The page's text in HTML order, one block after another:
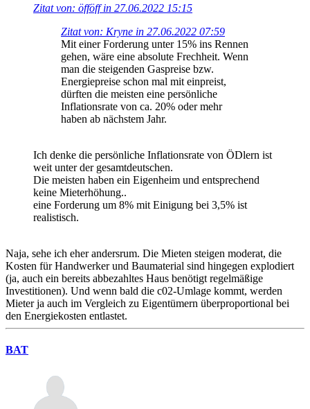
Zitat von: öfföff in 27.06.2022 15:15
Zitat von: Kryne in 27.06.2022 07:59
Mit einer Forderung unter 15% ins Rennen
gehen, wäre eine absolute Frechheit. Wenn
man die steigenden Gaspreise bzw.
Energiepreise schon mal mit einpreist,
dürften die meisten eine persönliche
Inflationsrate von ca. 20% oder mehr
haben ab nächstem Jahr.
Ich denke die persönliche Inflationsrate von ÖDlern ist
weit unter der gesamtdeutschen.
Die meisten haben ein Eigenheim und entsprechend
keine Mieterhöhung..
eine Forderung um 8% mit Einigung bei 3,5% ist
realistisch.
Naja, sehe ich eher andersrum. Die Mieten steigen moderat, die
Kosten für Handwerker und Baumaterial sind hingegen explodiert
(ja, auch ein bereits abbezahltes Haus benötigt regelmäßige
Investitionen). Und wenn bald die c02-Umlage kommt, werden
Mieter ja auch im Vergleich zu Eigentümern überproportional bei
den Energiekosten entlastet.
BAT